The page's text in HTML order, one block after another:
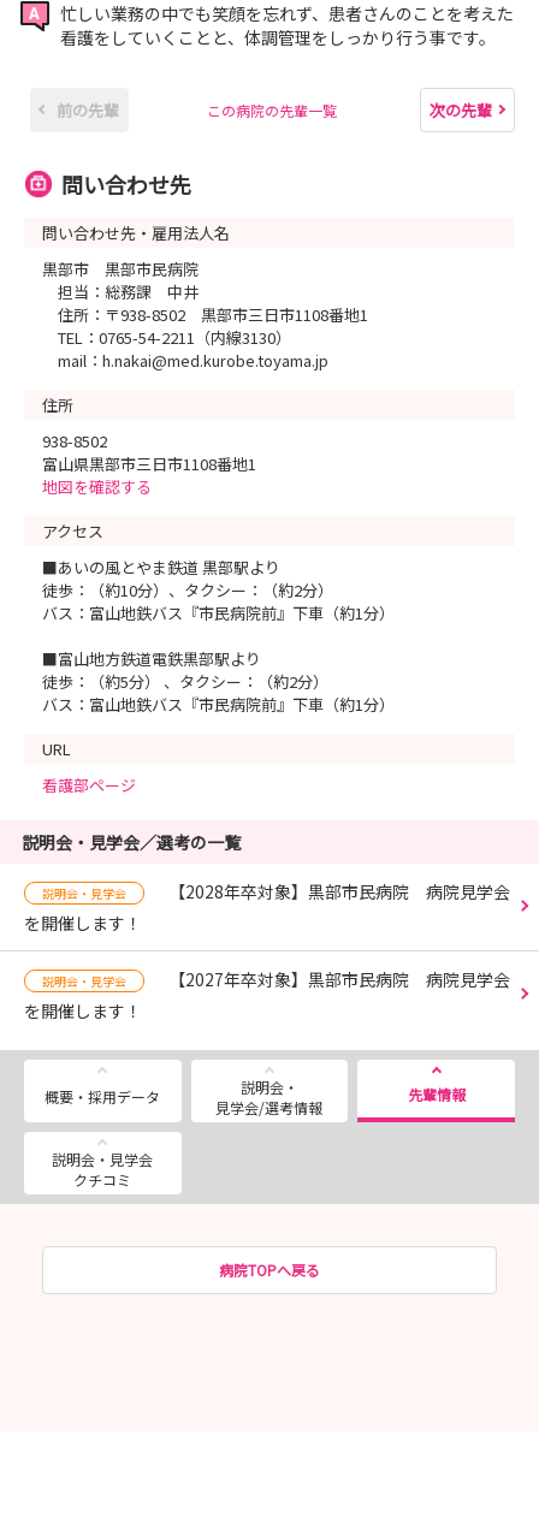
忙しい業務の中でも笑顔を忘れず、患者さんのことを考えた
看護をしていくことと、体調管理をしっかり行う事です。
前の先輩 この病院の先輩一覧 次の先輩
問い合わせ先
問い合わせ先・雇用法人名
黒部市 黒部市民病院
担当：総務課 中井
住所：〒938-8502 黒部市三日市1108番地1
TEL：0765-54-2211（内線3130）
mail：h.nakai@med.kurobe.toyama.jp
住所
938-8502
富山県黒部市三日市1108番地1
地図を確認する
アクセス
■あいの風とやま鉄道 黒部駅より
徒歩：（約10分）、タクシー：（約2分）
バス：富山地鉄バス『市民病院前』下車（約1分）
■富山地方鉄道電鉄黒部駅より
徒歩：（約5分） 、タクシー：（約2分）
バス：富山地鉄バス『市民病院前』下車（約1分）
URL
看護部ページ
説明会・見学会／選考の一覧
説明会・見学会
【2028年卒対象】黒部市民病院 病院見学会
を開催します！
説明会・見学会
【2027年卒対象】黒部市民病院 病院見学会
を開催します！
概要・採用データ
説明会・
見学会/選考情報
先輩情報
説明会・見学会
クチコミ
病院TOPへ戻る